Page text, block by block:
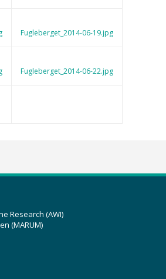
Fugleberget_2014-06-19.jpg
Fugleberget_2014-06-22.jpg
Research (AWI)
(MARUM)